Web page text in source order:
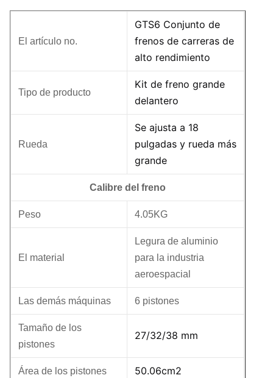
El artículo no.
GTS6 Conjunto de
frenos de carreras de
alto rendimiento
Tipo de producto
Kit de freno grande
delantero
Rueda
Se ajusta a 18
pulgadas y rueda más
grande
Calibre del freno
Peso 4.05KG
El material
Legura de aluminio
para la industria
aeroespacial
Las demás máquinas 6 pistones
Tamaño de los
pistones
27/32/38 mm
Área de los pistones 50.06cm2